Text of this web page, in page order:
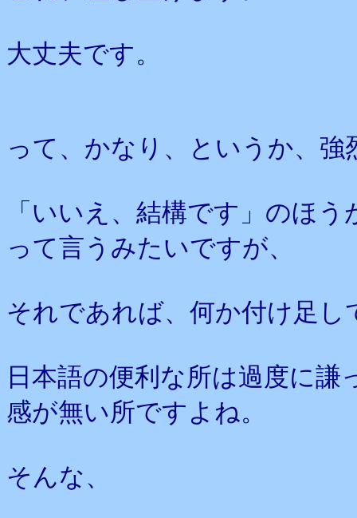
大丈夫です。
って、かなり、というか、
「いいえ、結構です」のほ
って言うみたいですが、
それであれば、何か付け足
日本語の便利な所は過度に
感が無い所ですよね。
そんな、